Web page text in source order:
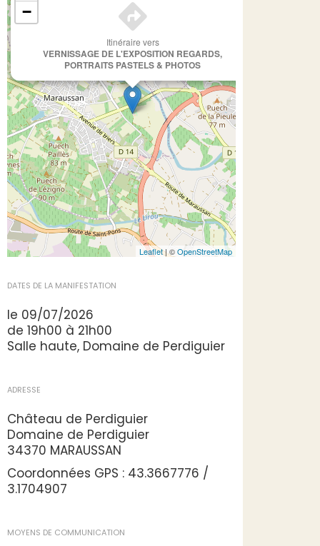
Itinéraire vers
VERNISSAGE DE L'EXPOSITION REGARDS,
PORTRAITS PASTELS & PHOTOS
−
Leaflet| ©OpenStreetMap
DATES DE LA MANIFESTATION
le 09/07/2026
de 19h00 à 21h00
Salle haute, Domaine de Perdiguier
ADRESSE
Château de Perdiguier
Domaine de Perdiguier
34370 MARAUSSAN
Coordonnées GPS : 43.3667776 /
3.1704907
MOYENS DE COMMUNICATION